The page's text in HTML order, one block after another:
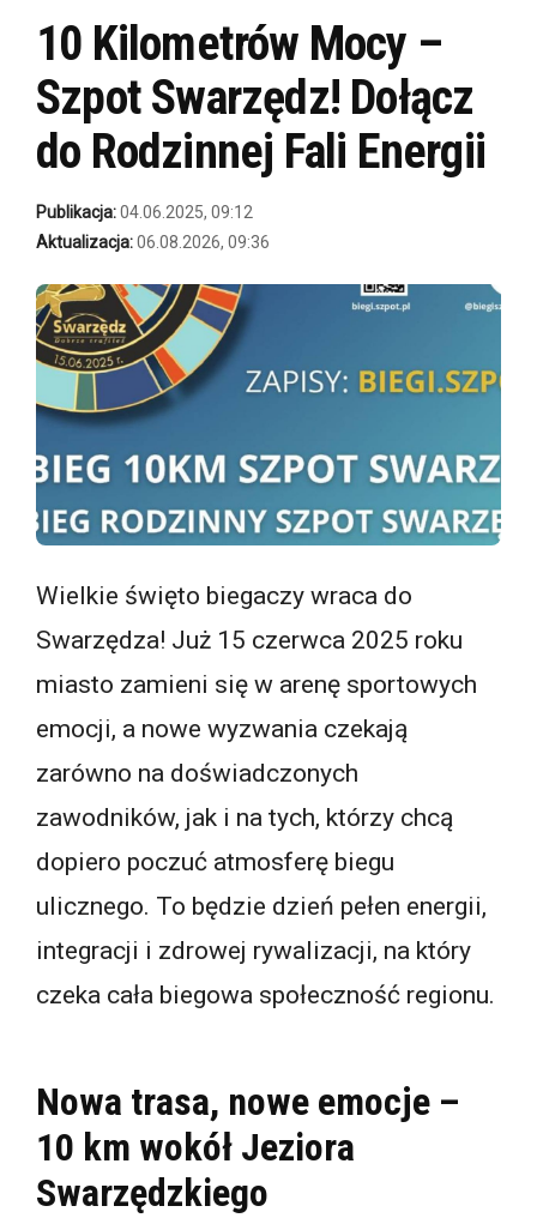
10 Kilometrów Mocy –
Szpot Swarzędz! Dołącz
do Rodzinnej Fali Energii
Publikacja:04.06.2025, 09:12
Aktualizacja:06.08.2026, 09:36
Wielkie święto biegaczy wraca do
Swarzędza! Już 15 czerwca 2025 roku
miasto zamieni się w arenę sportowych
emocji, a nowe wyzwania czekają
zarówno na doświadczonych
zawodników, jak i na tych, którzy chcą
dopiero poczuć atmosferę biegu
ulicznego. To będzie dzień pełen energii,
integracji i zdrowej rywalizacji, na który
czeka cała biegowa społeczność regionu.
Nowa trasa, nowe emocje –
10 km wokół Jeziora
Swarzędzkiego